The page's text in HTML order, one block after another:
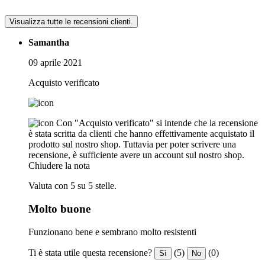
Visualizza tutte le recensioni clienti.
Samantha
09 aprile 2021
Acquisto verificato
Con "Acquisto verificato" si intende che la recensione
è stata scritta da clienti che hanno effettivamente acquistato il
prodotto sul nostro shop. Tuttavia per poter scrivere una
recensione, è sufficiente avere un account sul nostro shop.
Chiudere la nota
Valuta con 5 su 5 stelle.
Molto buone
Funzionano bene e sembrano molto resistenti
Ti è stata utile questa recensione? Sì (5) No (0)